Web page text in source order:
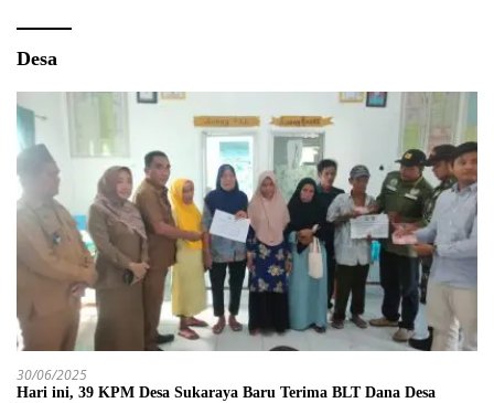
Desa
30/06/2025
Hari ini, 39 KPM Desa Sukaraya Baru Terima BLT Dana Desa